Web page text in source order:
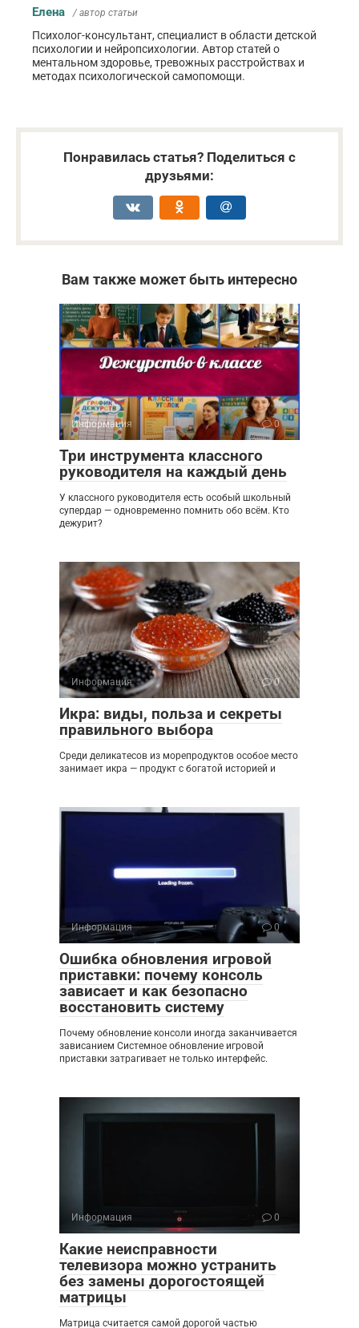
Елена / автор статьи
Психолог-консультант, специалист в области детской
психологии и нейропсихологии. Автор статей о
ментальном здоровье, тревожных расстройствах и
методах психологической самопомощи.
Понравилась статья? Поделиться с
друзьями:
Вам также может быть интересно
Информация 0
Три инструмента классного
руководителя на каждый день
У классного руководителя есть особый школьный
супердар — одновременно помнить обо всём. Кто
дежурит?
Информация 0
Икра: виды, польза и секреты
правильного выбора
Среди деликатесов из морепродуктов особое место
занимает икра — продукт с богатой историей и
Информация 0
Ошибка обновления игровой
приставки: почему консоль
зависает и как безопасно
восстановить систему
Почему обновление консоли иногда заканчивается
зависанием Системное обновление игровой
приставки затрагивает не только интерфейс.
Информация 0
Какие неисправности
телевизора можно устранить
без замены дорогостоящей
матрицы
Матрица считается самой дорогой частью